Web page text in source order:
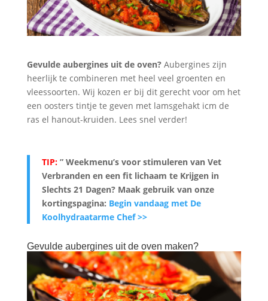
Gevulde aubergines uit de oven? Aubergines zijn
heerlijk te combineren met heel veel groenten en
vleessoorten. Wij kozen er bij dit gerecht voor om het
een oosters tintje te geven met lamsgehakt icm de
ras el hanout-kruiden. Lees snel verder!
TIP:” Weekmenu’s voor stimuleren van Vet
Verbranden en een fit lichaam te Krijgen in
Slechts 21 Dagen? Maak gebruik van onze
kortingspagina: Begin vandaag met De
Koolhydraatarme Chef >>
Gevulde aubergines uit de oven maken?